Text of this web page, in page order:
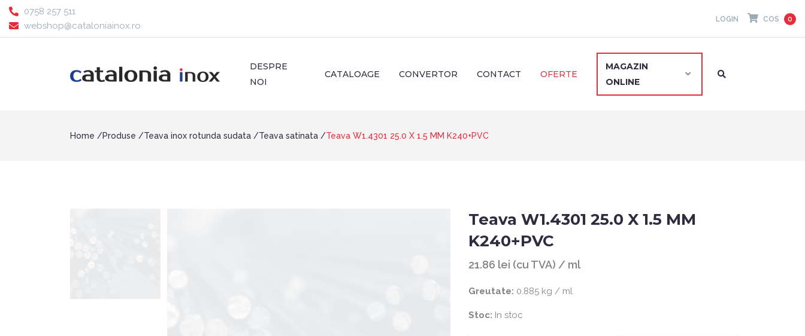
0758 257 511
webshop@cataloniainox.ro
LOGIN COS 0
DESPRE
NOI
CATALOAGE CONVERTOR CONTACT OFERTE
MAGAZIN
ONLINE
Home Produse Teava inox rotunda sudata Teava satinata Teava W1.4301 25.0 X 1.5 MM K240+PVC
Teava W1.4301 25.0 X 1.5 MM
K240+PVC
21.86 lei (cu TVA) / ml
Greutate: 0.885 kg / ml
Stoc: In stoc